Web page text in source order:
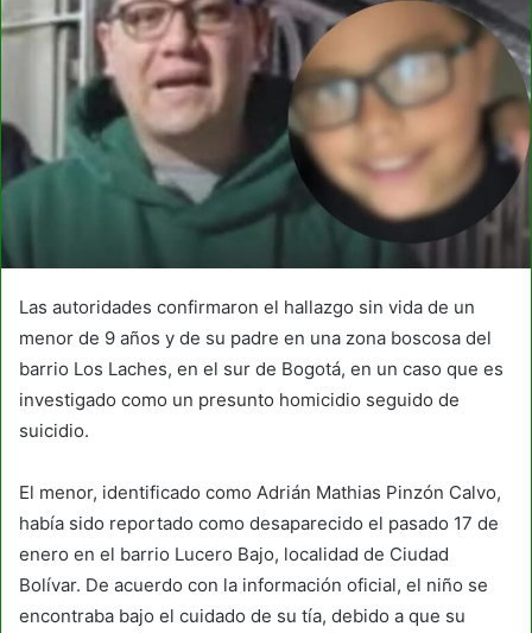
Las autoridades confirmaron el hallazgo sin vida de un
menor de 9 años y de su padre en una zona boscosa del
barrio Los Laches, en el sur de Bogotá, en un caso que es
investigado como un presunto homicidio seguido de
suicidio.
El menor, identificado como Adrián Mathias Pinzón Calvo,
había sido reportado como desaparecido el pasado 17 de
enero en el barrio Lucero Bajo, localidad de Ciudad
Bolívar. De acuerdo con la información oficial, el niño se
encontraba bajo el cuidado de su tía, debido a que su